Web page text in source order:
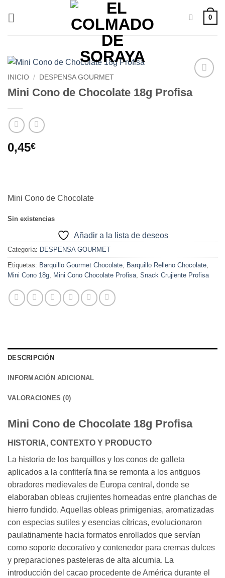
0
INICIO / DESPENSA GOURMET
Mini Cono de Chocolate 18g Profisa
0,45€
Mini Cono de Chocolate
Sin existencias
Añadir a la lista de deseos
Categoría: DESPENSA GOURMET
Etiquetas: Barquillo Gourmet Chocolate, Barquillo Relleno Chocolate,
Mini Cono 18g, Mini Cono Chocolate Profisa, Snack Crujiente Profisa
DESCRIPCIÓN
INFORMACIÓN ADICIONAL
VALORACIONES (0)
Mini Cono de Chocolate 18g Profisa
HISTORIA, CONTEXTO Y PRODUCTO
La historia de los barquillos y los conos de galleta
aplicados a la confitería fina se remonta a los antiguos
obradores medievales de Europa central, donde se
elaboraban obleas crujientes horneadas entre planchas de
hierro fundido. Aquellas obleas primigenias, aromatizadas
con especias sutiles y esencias cítricas, evolucionaron
paulatinamente hacia formatos enrollados que servían
como soporte decorativo y contenedor para cremas dulces
y preparaciones pasteleras de alta alcurnia. La
introducción del cacao procedente de América durante el